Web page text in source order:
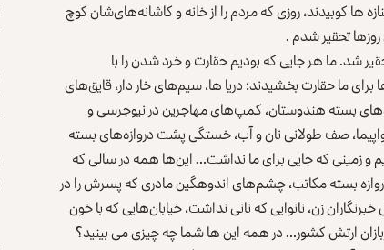
کوبیدند، روزی که مردم را از خانه و کاشانه‌های‌شان کوچ
تحقیر شدم .
شد. ما هر جایی که بودیم حقارت و خرد شدن را با
ما حقارت بخشیدند؛ دریا ها، سیم‌های خار دار، قایق‌های
بسته هندوستان، کمپ‌های مهاجرین در نیوجرسی و
صف طولانی نان و آب، خستگی پشت دروازه‌های بسته
و زمینی که جایی برای ما نداشت… این‌ها همه در سالی که
بسته مکاتب، چشم‌های اندوهگین مادری که پسرش را در
زن، نانوایی که نانی نداشت، خیابان‌هایی که با خون
ارتش کشور… در همه این ها شما چه چیزی می بینید؟